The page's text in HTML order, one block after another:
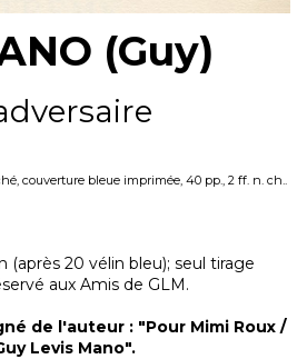
(Guy)
couverture bleue imprimée, 40 pp., 2 ff. n. ch..
(après 20 vélin bleu); seul tirage
aux Amis de GLM.
de l'auteur : "Pour Mimi Roux /
Levis Mano".